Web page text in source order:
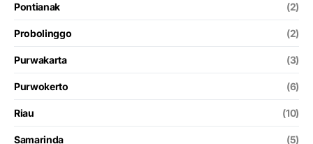
Pontianak (2)
Probolinggo (2)
Purwakarta (3)
Purwokerto (6)
Riau (10)
Samarinda (5)